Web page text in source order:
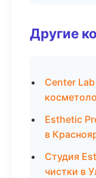
Другие
Center
Esthetic
в
Студия
чистки в